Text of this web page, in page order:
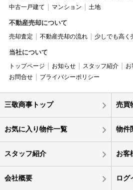
中古一戸建て
マンション 土地
不動産売却について
売却査定 不動産売却の流れ 少しでも高く
当社について
トップページ お知らせ スタッフ紹介 お
お問合せ
プライバシーポリシー
三敬商事トップ 売買
お気に入り物件一覧 物件
スタッフ紹介 お客
会社概要 ログ